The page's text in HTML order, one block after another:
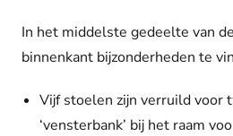
In het middelste gedeelte van
binnenkant bijzonderheden te
Vijf stoelen zijn verruild voor
‘vensterbank’ bij het raam